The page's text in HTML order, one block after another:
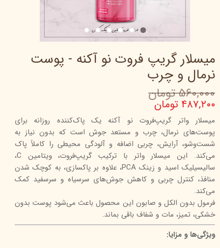
میسلار گریپ فروت نو آکنه - پوست
نرمال و چرب
۵۶۰,۰۰۰ تومان
۴۸۷,۲۰۰ تومان
میسلار واتر گریپ‌فروت نو آکنه یک پاک‌کننده روزانه برای
پوست‌های نرمال، چرب و مستعد جوش است که بدون نیاز به
شست‌وشو، آرایش، چربی اضافه و آلودگی محیطی را کاملاً پاک
می‌کند. این میسلار واتر با ترکیب گریپ‌فروت، ویتامین C،
سالیسیلیک اسید و زینک PCA، علاوه بر پاکسازی، به کوچک شدن
منافذ، کنترل چربی و کاهش جوش‌های سرسیاه و سرسفید کمک
می‌کند.
فرمول بدون الکل و صابون این محصول باعث می‌شود پوست بدون
خشکی، تمیز، مات و شفاف باقی بماند.
ویژگی‌ها و مزایا: